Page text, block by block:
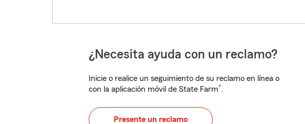
¿Necesita ayuda con un reclamo?
Inicie o realice un seguimiento de su reclamo en línea o
con la aplicación móvil de State Farm®.
Presente un reclamo